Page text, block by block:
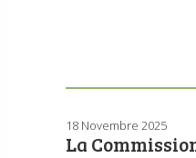
18 Novembre 2025
La